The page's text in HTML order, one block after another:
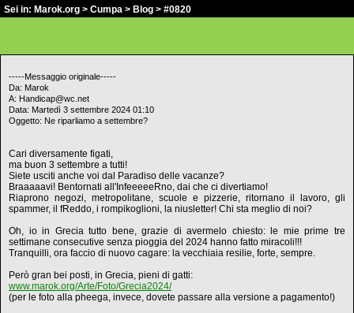
Sei in: Marok.org > Cumpa > Blog > #0820
-----Messaggio originale-----
Da: Marok
A: Handicap@wc.net
Data: Martedì 3 settembre 2024 01:10
Oggetto: Ne riparliamo a settembre?
Cari diversamente figati,
ma buon 3 settembre a tutti!
Siete usciti anche voi dal Paradiso delle vacanze?
Braaaaavi! Bentornati all'InfeeeeeRno, dai che ci divertiamo!
Riaprono negozi, metropolitane, scuole e pizzerie, ritornano il lavoro, gli
spammer, il fReddo, i rompikoglioni, la niusletter! Chi sta meglio di noi?
Oh, io in Grecia tutto bene, grazie di avermelo chiesto: le mie prime tre
settimane consecutive senza pioggia del 2024 hanno fatto miracoli!!!
Tranquilli, ora faccio di nuovo cagare: la vecchiaia resilie, forte, sempre.
Però gran bei posti, in Grecia, pieni di gatti:
www.marok.org/Arte/Foto/Grecia2024/
(per le foto alla pheega, invece, dovete passare alla versione a pagamento!)